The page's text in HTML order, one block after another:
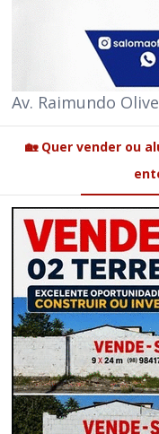
Av. Raimundo
🏡 Quer vender ou